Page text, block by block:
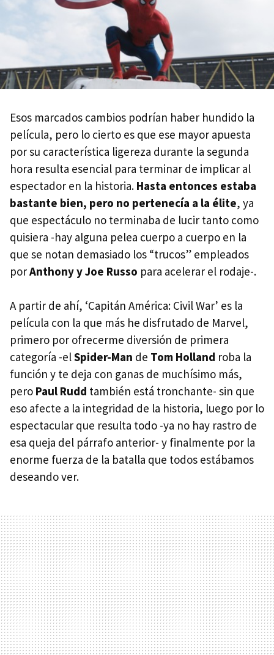
Esos marcados cambios podrían haber hundido la
película, pero lo cierto es que ese mayor apuesta
por su característica ligereza durante la segunda
hora resulta esencial para terminar de implicar al
espectador en la historia. Hasta entonces estaba
bastante bien, pero no pertenecía a la élite, ya
que espectáculo no terminaba de lucir tanto como
quisiera -hay alguna pelea cuerpo a cuerpo en la
que se notan demasiado los “trucos” empleados
porAnthony y Joe Russo para acelerar el rodaje-.
A partir de ahí, ‘Capitán América: Civil War’ es la
película con la que más he disfrutado de Marvel,
primero por ofrecerme diversión de primera
categoría -elSpider-Man de Tom Holland roba la
función y te deja con ganas de muchísimo más,
pero Paul Rudd también está tronchante- sin que
eso afecte a la integridad de la historia, luego por lo
espectacular que resulta todo -ya no hay rastro de
esa queja del párrafo anterior- y finalmente por la
enorme fuerza de la batalla que todos estábamos
deseando ver.